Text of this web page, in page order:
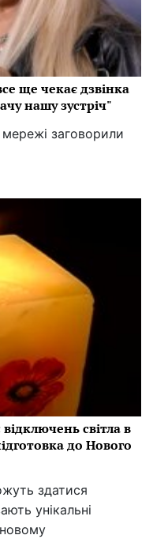
ще чекає дзвінка
нашу зустріч"
заговорили
світла в
до Нового
здатися
унікальні